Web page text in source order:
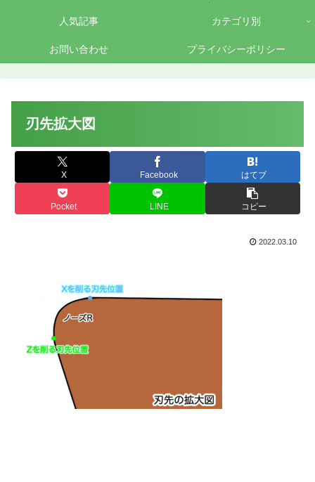
人気記事 カテゴリ別
お問い合わせ プライバシーポリシー
刃先拡大図
X Facebook はてブ
Pocket LINE コピー
2022.03.10